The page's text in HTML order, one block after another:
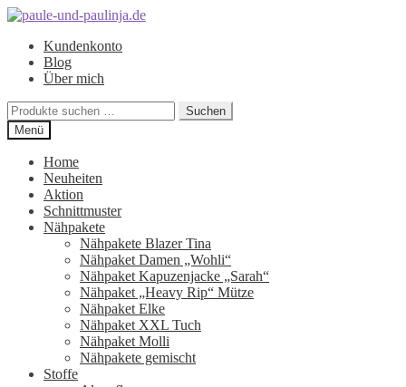
Zur
springen
Zum
springenKundenkonto
Blog
Über mich
Suchen
nach:
Suchen
Menü
Home
Neuheiten
Aktion
Schnittmuster
Nähpakete
Nähpakete Blazer Tina
Nähpaket Damen „Wohli“
Nähpaket Kapuzenjacke „Sarah“
Nähpaket „Heavy Rip“ Mütze
Nähpaket Elke
Nähpaket XXL Tuch
Nähpaket Molli
Nähpakete gemischt
Stoffe